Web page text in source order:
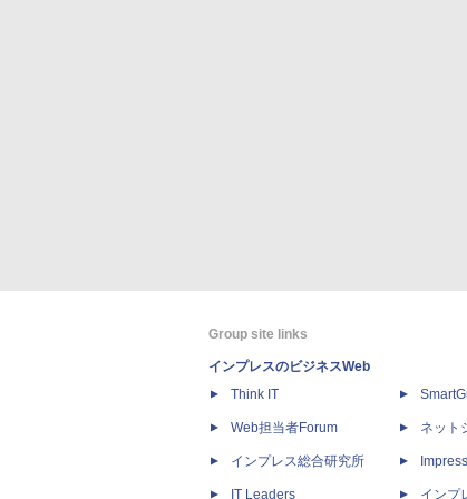
Group site links
インプレスのビジネスWeb
Think IT
Web担当者Forum
インプレス総合研究所
IT Leaders
ネット
インプ